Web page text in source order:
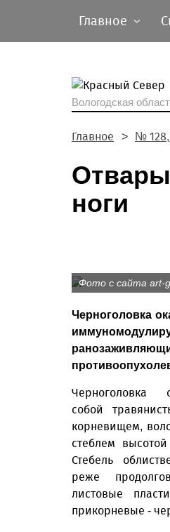
Главное
Вологодская
Главное № 128,
Отвары
ноги
Фото с сайта art-
Черноголовка
Черноголовка
собой
корневищем,
стеблем
Стебель
реже
листовые
прикорневые -